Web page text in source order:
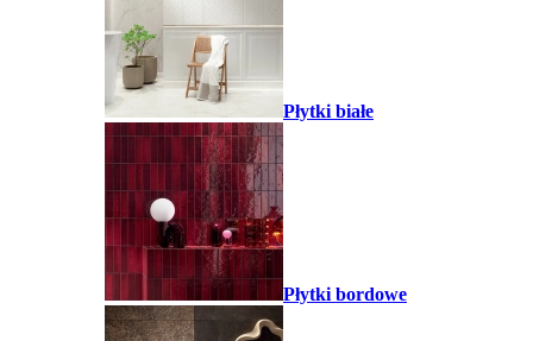
Płytki białe
Płytki bordowe